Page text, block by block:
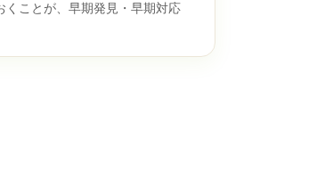
ことが、早期発見・早期対応